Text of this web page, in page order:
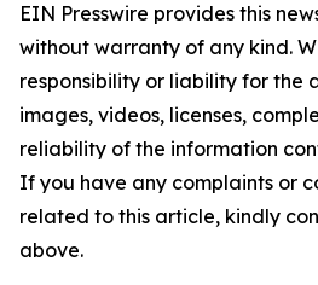
EIN Presswire provides this
without warranty of any kind.
responsibility or liability for the
images, videos, licenses,
reliability of the information
If you have any complaints or
related to this article, kindly
above.